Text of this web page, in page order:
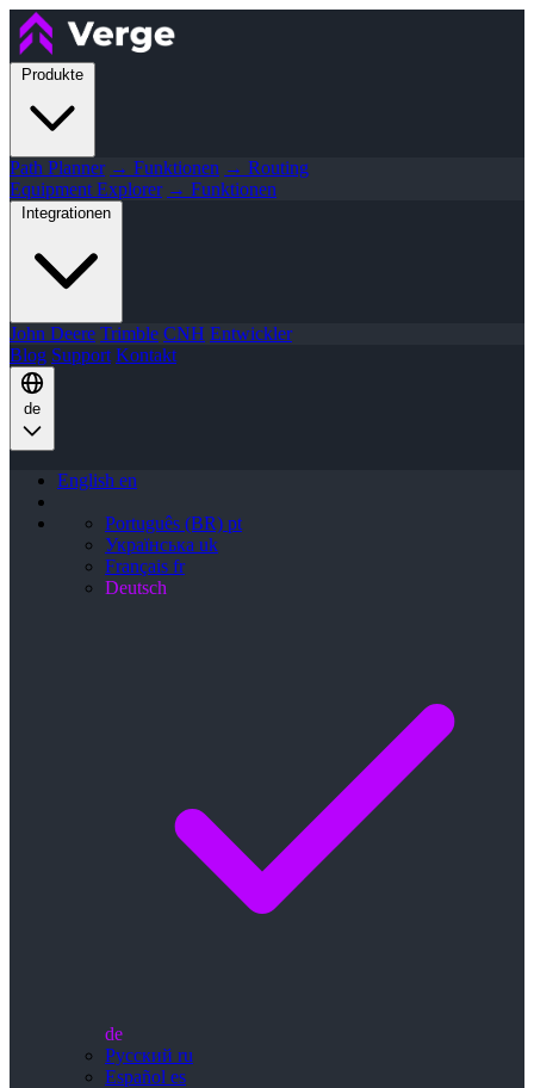
Produkte
Path Planner → Funktionen → Routing
Equipment Explorer → Funktionen
Integrationen
John Deere Trimble CNH Entwickler
Blog Support Kontakt
de
English en
Português (BR) pt
Українська uk
Français fr
Deutsch
de
Русский ru
Español es